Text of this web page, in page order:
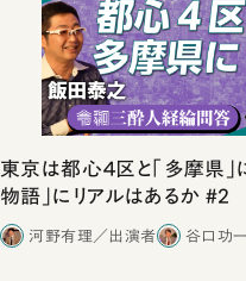
東京は都心４区と「多摩県
物語」にリアルはあるか #2
河野有理／出演者 谷口功